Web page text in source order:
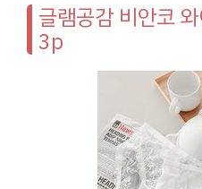
글램공감 비안코
3p